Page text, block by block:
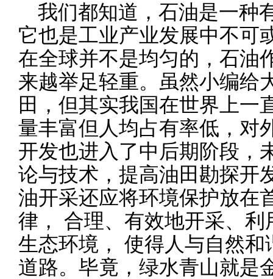
我们都知道，石油是一种
它也是工业产业发展中不可
在全球并不是均匀的，石油
来越举足轻重。虽然小编给
田，但其实我国在世界上一
量丰富但人均占有率低，对
开发也进入了中后期阶段，
论与技术，提高油田勘探开
油开采还应将环境保护放在
律， 合理、有效地开采、
生态环境， 使得人与自然
道路。毕竟，绿水青山就是